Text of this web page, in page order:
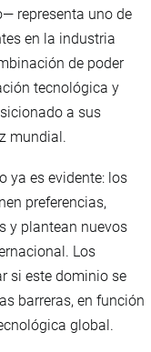
representa uno de
en la industria
de poder
tecnológica y
a sus
mundial.
ya es evidente: los
preferencias,
y plantean nuevos
Los
si este dominio se
barreras, en función
global.